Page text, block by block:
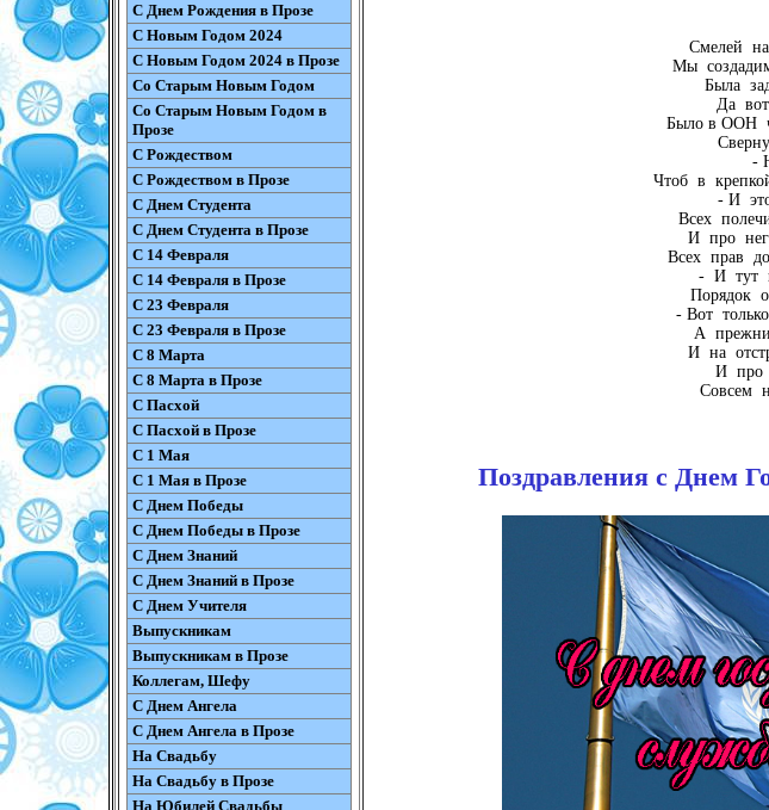
С Днем Рождения в Прозе
С Новым Годом 2024
С Новым Годом 2024 в Прозе
Со Старым Новым Годом
Со Старым Новым Годом в
Прозе
С Рождеством
С Рождеством в Прозе
С Днем Студента
С Днем Студента в Прозе
С 14 Февраля
С 14 Февраля в Прозе
С 23 Февраля
С 23 Февраля в Прозе
С 8 Марта
С 8 Марта в Прозе
С Пасхой
С Пасхой в Прозе
С 1 Мая
С 1 Мая в Прозе
С Днем Победы
С Днем Победы в Прозе
С Днем Знаний
С Днем Знаний в Прозе
С Днем Учителя
Выпускникам
Выпускникам в Прозе
Коллегам, Шефу
С Днем Ангела
С Днем Ангела в Прозе
На Свадьбу
На Свадьбу в Прозе
На Юбилей Свадьбы
Смелей
Мы
Была
Да
Было в ООН
-
Чтоб в
- И
Всех
И про
Всех прав
- И тут
Порядок
- Вот
А
И на
И про
Совсем
Поздравления с Днем